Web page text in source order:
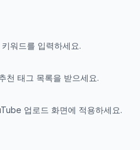
워드를 입력하세요.
천 태그 목록을 받으세요.
업로드 화면에 적용하세요.